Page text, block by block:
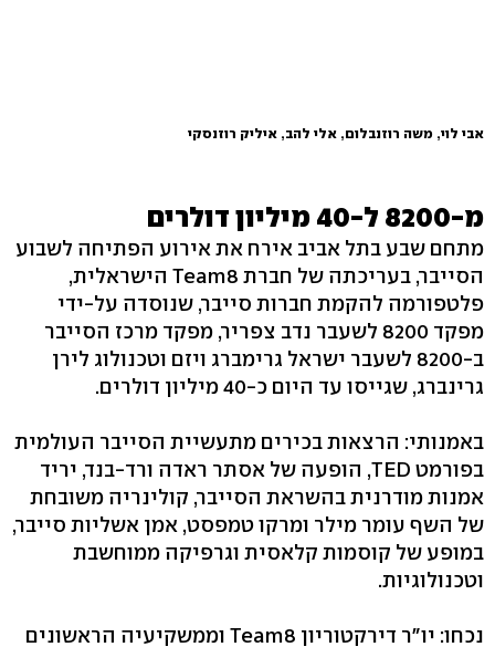
אבי לוי, משה רוזנבלום, אלי להב, איליק רוזנסקי
מ-8200 ל-40 מיליון דולרים
מתחם שבע בתל אביב אירח את אירוע הפתיחה לשבוע
הסייבר, בעריכתה של חברת Team8 הישראלית,
פלטפורמה להקמת חברות סייבר, שנוסדה על-ידי
מפקד 8200 לשעבר נדב צפריר, מפקד מרכז הסייבר
ב-8200 לשעבר ישראל גרימברג ויזם וטכנולוג לירן
גרינברג, שגייסו עד היום כ-40 מיליון דולרים.
באמנותי: הרצאות בכירים מתעשיית הסייבר העולמית
בפורמט TED, הופעה של אסתר ראדה ורד-בנד, יריד
אמנות מודרנית בהשראת הסייבר, קולינריה משובחת
של השף עומר מילר ומרקו טמפסט, אמן אשליות סייבר,
במופע של קוסמות קלאסית וגרפיקה ממוחשבת
וטכנולוגיות.
נכחו: יו"ר דירקטוריון Team8 וממשקיעיה הראשונים